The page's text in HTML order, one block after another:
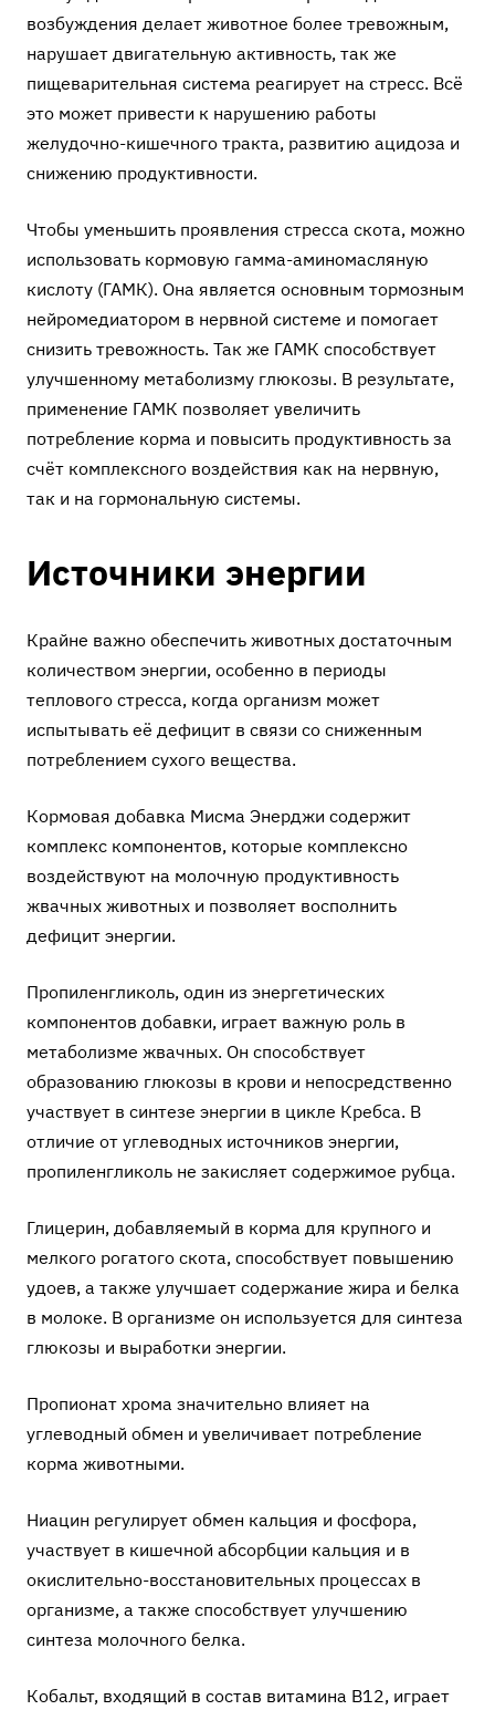
возбуждения делает животное более тревожным,
нарушает двигательную активность, так же
пищеварительная система реагирует на стресс. Всё
это может привести к нарушению работы
желудочно-кишечного тракта, развитию ацидоза и
снижению продуктивности.
Чтобы уменьшить проявления стресса скота, можно
использовать кормовую гамма-аминомасляную
кислоту (ГАМК). Она является основным тормозным
нейромедиатором в нервной системе и помогает
снизить тревожность. Так же ГАМК способствует
улучшенному метаболизму глюкозы. В результате,
применение ГАМК позволяет увеличить
потребление корма и повысить продуктивность за
счёт комплексного воздействия как на нервную,
так и на гормональную системы.
Источники энергии
Крайне важно обеспечить животных достаточным
количеством энергии, особенно в периоды
теплового стресса, когда организм может
испытывать её дефицит в связи со сниженным
потреблением сухого вещества.
Кормовая добавка Мисма Энерджи содержит
комплекс компонентов, которые комплексно
воздействуют на молочную продуктивность
жвачных животных и позволяет восполнить
дефицит энергии.
Пропиленгликоль, один из энергетических
компонентов добавки, играет важную роль в
метаболизме жвачных. Он способствует
образованию глюкозы в крови и непосредственно
участвует в синтезе энергии в цикле Кребса. В
отличие от углеводных источников энергии,
пропиленгликоль не закисляет содержимое рубца.
Глицерин, добавляемый в корма для крупного и
мелкого рогатого скота, способствует повышению
удоев, а также улучшает содержание жира и белка
в молоке. В организме он используется для синтеза
глюкозы и выработки энергии.
Пропионат хрома значительно влияет на
углеводный обмен и увеличивает потребление
корма животными.
Ниацин регулирует обмен кальция и фосфора,
участвует в кишечной абсорбции кальция и в
окислительно-восстановительных процессах в
организме, а также способствует улучшению
синтеза молочного белка.
Кобальт, входящий в состав витамина В12, играет